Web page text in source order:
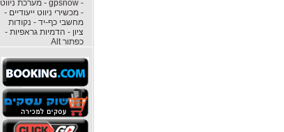
- gpsnow - מערכת ניווט
- מכשירי ניווט ייעודיים -
מחשבי כף-יד - נקודות
ציון - הדמיות גראפיות -
כפתור Alt